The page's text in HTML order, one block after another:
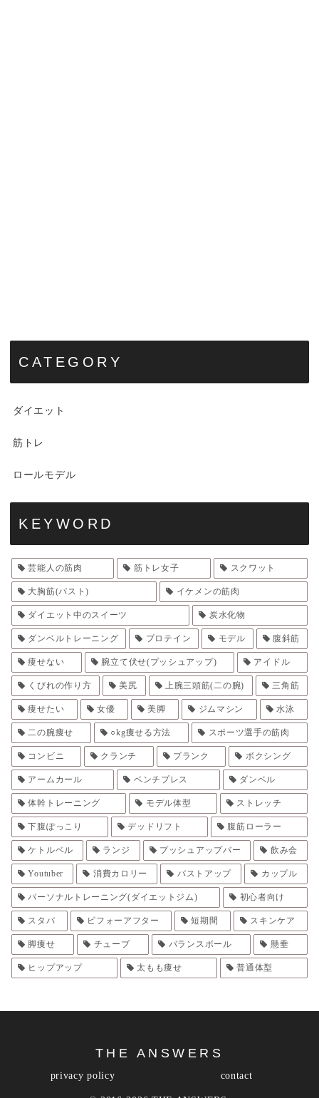
CATEGORY
ダイエット
筋トレ
ロールモデル
KEYWORD
芸能人の筋肉 筋トレ女子 スクワット
大胸筋(バスト) イケメンの筋肉
ダイエット中のスイーツ 炭水化物
ダンベルトレーニング プロテイン モデル 腹斜筋
痩せない 腕立て伏せ(プッシュアップ) アイドル
くびれの作り方 美尻 上腕三頭筋(二の腕) 三角筋
痩せたい 女優 美脚 ジムマシン 水泳
二の腕痩せ ○kg痩せる方法 スポーツ選手の筋肉
コンビニ クランチ プランク ボクシング
アームカール ベンチプレス ダンベル
体幹トレーニング モデル体型 ストレッチ
下腹ぽっこり デッドリフト 腹筋ローラー
ケトルベル ランジ プッシュアップバー 飲み会
Youtuber 消費カロリー バストアップ カップル
パーソナルトレーニング(ダイエットジム) 初心者向け
スタバ ビフォーアフター 短期間 スキンケア
脚痩せ チューブ バランスボール 懸垂
ヒップアップ 太もも痩せ 普通体型
THE ANSWERS
privacy policy contact